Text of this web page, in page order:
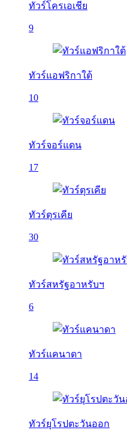
ทัวร์โครเอเชีย
9
ทัวร์แอฟริกาใต้
10
ทัวร์จอร์แดน
17
ทัวร์ตุรเคีย
30
ทัวร์สหรัฐอาหรับฯ
6
ทัวร์แคนาดา
14
ทัวร์ยุโรปตะวันออก